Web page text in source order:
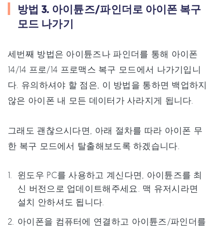
방법 3. 아이튠즈/파인더로 아이폰 복구
모드 나가기
세번째 방법은 아이튠즈나 파인더를 통해 아이폰
14/14 프로/14 프로맥스 복구 모드에서 나가기입니
다. 유의하셔야 할 점은, 이 방법을 통하면 백업하지
않은 아이폰 내 모든 데이터가 사라지게 됩니다.
그래도 괜찮으시다면, 아래 절차를 따라 아이폰 무
한 복구 모드에서 탈출해보도록 하겠습니다.
윈도우 PC를 사용하고 계신다면, 아이튠즈를 최
신 버전으로 업데이트해주세요. 맥 유저시라면
설치 안하셔도 됩니다.
아이폰을 컴퓨터에 연결하고 아이튠즈/파인더를